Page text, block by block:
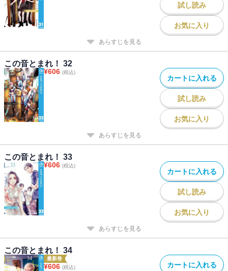
試し読み
お気に入り
あらすじを見る
この音とまれ！ 32
¥606 (税込)
カートに入れる
試し読み
お気に入り
あらすじを見る
この音とまれ！ 33
¥606 (税込)
カートに入れる
試し読み
お気に入り
あらすじを見る
この音とまれ！ 34
最新巻
¥606 (税込) カートに入れる